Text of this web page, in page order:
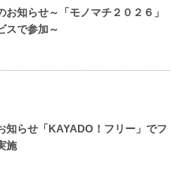
知らせ～「モノマチ２０２６」
スで参加～
知らせ「KAYADO！フリー」でフ
施